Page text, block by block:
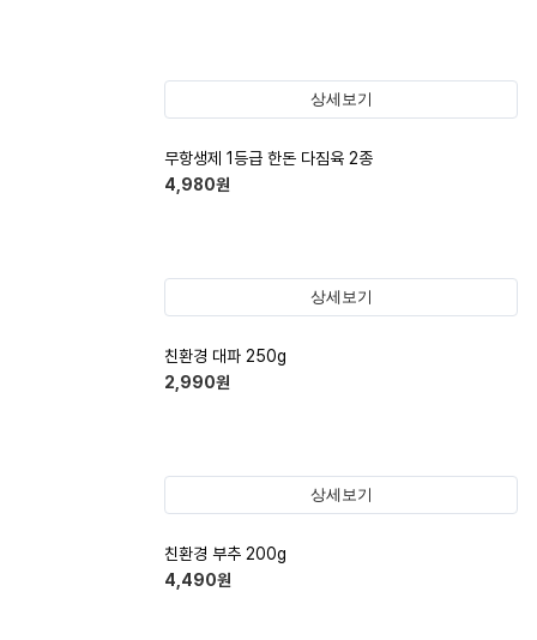
상세보기
무항생제 1등급 한돈 다짐육 2종
4,980원
상세보기
친환경 대파 250g
2,990원
상세보기
친환경 부추 200g
4,490원